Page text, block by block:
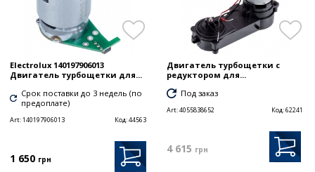
Electrolux 140197906013
Двигатель турбощетки для...
Срок поставки до 3 недель (по
предоплате)
Art:140197906013 Код:44563
1 650 грн
Двигатель турбощетки с
редуктором для...
Под заказ
Art:4055838652 Код:62241
4 615 грн